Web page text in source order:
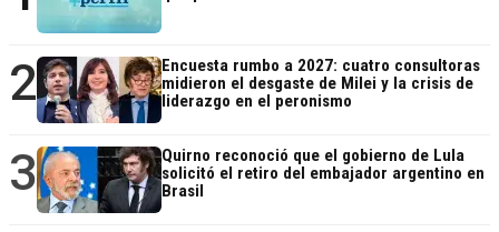
2
Encuesta rumbo a 2027: cuatro consultoras
midieron el desgaste de Milei y la crisis de
liderazgo en el peronismo
3
Quirno reconoció que el gobierno de Lula
solicitó el retiro del embajador argentino en
Brasil